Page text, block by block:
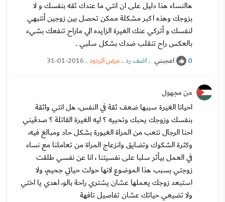
هالنساء هذا دليل على ان انتي ما عندك ثقه بنفسك و لا
بزوجك وهذه اكبر مشكلة ممكن تحصل بين زوجين أنتبهي
لنفسك و أتركي عنك الغيرة الزايده الي ماراح تنفعك بشيء
بالعكس راح تنقلب ضدك بشكل سلبي .
0 اعجبني .اضف رد.عرض الردود.
31-01-2016
من مجهول
احيانا الغيرة سببها ضعف ثقة في النفس، هل انتي واثقة
بنفسك وزوجك يحبك وتحبيه ؟ ليه الغيرة القاتلة ؟ صدقيني
احنا الرجال نتعب من المراة الغيورة بشكل حاد ومبالغ فيه،
وكثرة الشكوك وتضايق وانزعاج المراة من تعاملنا مع نساء
في العمل بيأثر سلبا على نفسيتنا ، انا عن نفسي طلقت
زوجتي بسبب هذا الموضوع لانها حولت حياتي جحيم، ولا
استبعد زوجك يعملها عشان يشتري راحة بالو، اهدي يا اختي
ولا تضيعي حياتك عشان تفاصيل تافهة